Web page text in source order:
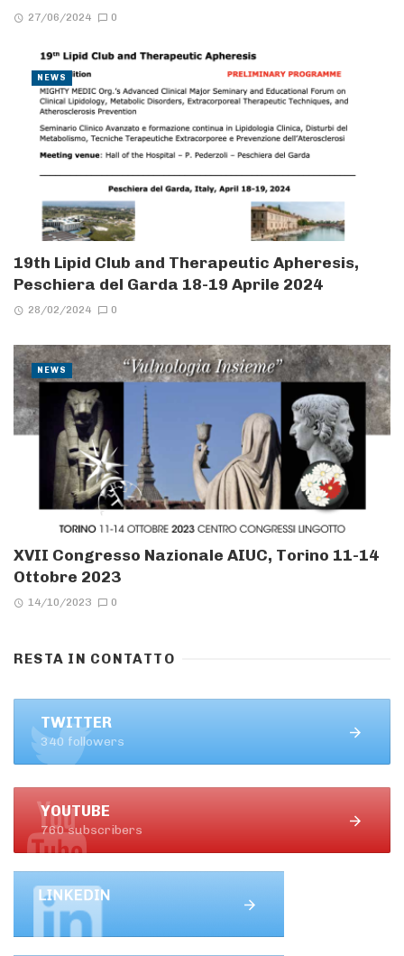
27/06/2024 0
19th Lipid Club and Therapeutic Apheresis,
Peschiera del Garda 18-19 Aprile 2024
28/02/2024 0
NEWS
XVII Congresso Nazionale AIUC, Torino 11-14
Ottobre 2023
14/10/2023 0
NEWS
RESTA IN CONTATTO
TWITTER
340 followers
YOUTUBE
760 subscribers